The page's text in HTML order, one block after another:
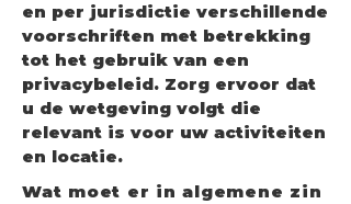
en per jurisdictie verschillende
voorschriften met betrekking
tot het gebruik van een
privacybeleid. Zorg ervoor dat
u de wetgeving volgt die
relevant is voor uw activiteiten
en locatie.
Wat moet er in algemene zin